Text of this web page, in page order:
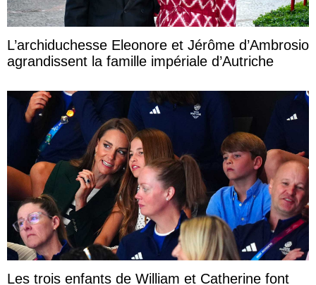
L’archiduchesse Eleonore et Jérôme d’Ambrosio
agrandissent la famille impériale d’Autriche
Les trois enfants de William et Catherine font